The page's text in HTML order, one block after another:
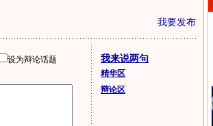
我要发布
设为辩论话题
我来说两句
精华区
辩论区